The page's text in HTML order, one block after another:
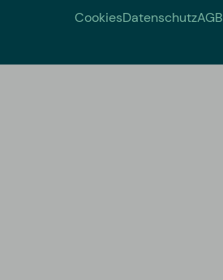
CookiesDatenschutzAGB